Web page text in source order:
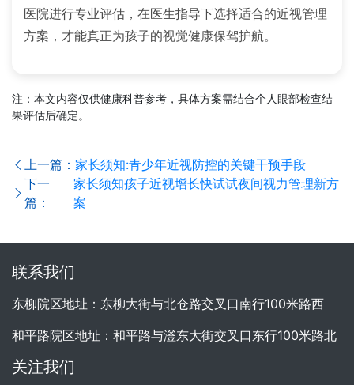
医院进行专业评估，在医生指导下选择适合的近视管理
方案，才能真正为孩子的视觉健康保驾护航。
注：本文内容仅供健康科普参考，具体方案需结合个人眼部检查结
果评估后确定。
上一篇： 家长须知:青少年近视防控的关键干预手段
下一
篇：
家长须知孩子近视增长快试试夜间视力管理新方
案
联系我们
东柳院区地址：东柳大街与北仓路交叉口南行100米路西
和平路院区地址：和平路与滏东大街交叉口东行100米路北
关注我们